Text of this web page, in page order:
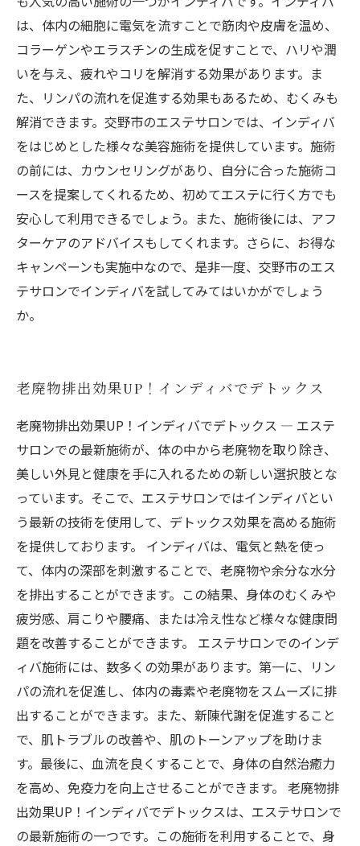
は、体内の細胞に電気を流すことで筋肉や皮膚を温め、
コラーゲンやエラスチンの生成を促すことで、ハリや潤
いを与え、疲れやコリを解消する効果があります。ま
た、リンパの流れを促進する効果もあるため、むくみも
解消できます。交野市のエステサロンでは、インディバ
をはじめとした様々な美容施術を提供しています。施術
の前には、カウンセリングがあり、自分に合った施術コ
ースを提案してくれるため、初めてエステに行く方でも
安心して利用できるでしょう。また、施術後には、アフ
ターケアのアドバイスもしてくれます。さらに、お得な
キャンペーンも実施中なので、是非一度、交野市のエス
テサロンでインディバを試してみてはいかがでしょう
か。
老廃物排出効果UP！インディバでデトックス
老廃物排出効果UP！インディバでデトックス ― エステ
サロンでの最新施術が、体の中から老廃物を取り除き、
美しい外見と健康を手に入れるための新しい選択肢とな
っています。そこで、エステサロンではインディバとい
う最新の技術を使用して、デトックス効果を高める施術
を提供しております。 インディバは、電気と熱を使っ
て、体内の深部を刺激することで、老廃物や余分な水分
を排出することができます。この結果、身体のむくみや
疲労感、肩こりや腰痛、または冷え性など様々な健康問
題を改善することができます。 エステサロンでのインデ
ィバ施術には、数多くの効果があります。第一に、リン
パの流れを促進し、体内の毒素や老廃物をスムーズに排
出することができます。また、新陳代謝を促進すること
で、肌トラブルの改善や、肌のトーンアップを助けま
す。最後に、血流を良くすることで、身体の自然治癒力
を高め、免疫力を向上させることができます。 老廃物排
出効果UP！インディバでデトックスは、エステサロンで
の最新施術の一つです。この施術を利用することで、身